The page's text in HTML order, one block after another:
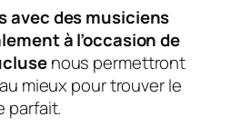
avec des musiciens
à l’occasion de
nous permettront
mieux pour trouver le
parfait.